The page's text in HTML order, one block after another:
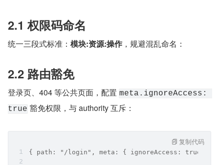
2.1 权限码命名
统一三段式标准： 模块:资源:操作 ，规避混乱命名：
2.2 路由豁免
登录页、404 等公共页面，配置 meta.ignoreAccess:
true 豁免权限，与 authority 互斥：
{ path: "/login", meta: { ignoreAccess: true } }
复制代码